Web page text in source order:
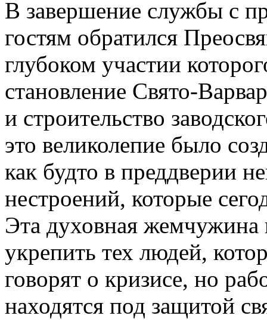
В завершение службы с
гостям обратился
глубоком участии
становление Свято-
и строительство
это великолепие было
как будто в преддверии
нестроений, которые
Эта духовная жемчужина
укрепить тех людей,
говорят о кризисе, но
находятся под защитой